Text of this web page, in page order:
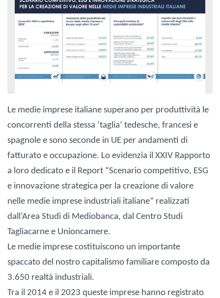
Le medie imprese italiane superano per produttività le
concorrenti della stessa ‘taglia’ tedesche, francesi e
spagnole e sono seconde in UE per andamenti di
fatturato e occupazione. Lo evidenzia il XXIV Rapporto
a loro dedicato e il Report “Scenario competitivo, ESG
e innovazione strategica per la creazione di valore
nelle medie imprese industriali italiane” realizzati
dall’Area Studi di Mediobanca, dal Centro Studi
Tagliacarne e Unioncamere.
Le medie imprese costituiscono un importante
spaccato del nostro capitalismo familiare composto da
3.650 realtà industriali.
Tra il 2014 e il 2023 queste imprese hanno registrato